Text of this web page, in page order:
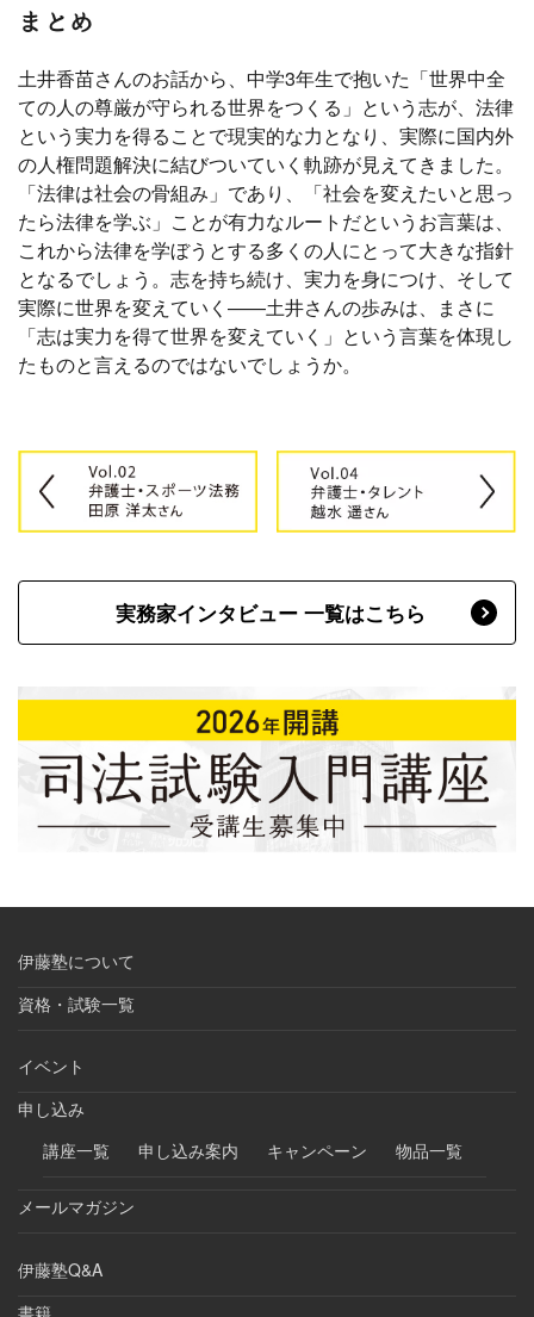
まとめ
土井香苗さんのお話から、中学3年生で抱いた「世界中全
ての人の尊厳が守られる世界をつくる」という志が、法律
という実力を得ることで現実的な力となり、実際に国内外
の人権問題解決に結びついていく軌跡が見えてきました。
「法律は社会の骨組み」であり、「社会を変えたいと思っ
たら法律を学ぶ」ことが有力なルートだというお言葉は、
これから法律を学ぼうとする多くの人にとって大きな指針
となるでしょう。志を持ち続け、実力を身につけ、そして
実際に世界を変えていく——土井さんの歩みは、まさに
「志は実力を得て世界を変えていく」という言葉を体現し
たものと言えるのではないでしょうか。
実務家インタビュー 一覧はこちら
伊藤塾について
資格・試験一覧
イベント
申し込み
講座一覧
申し込み案内 キャンペーン 物品一覧
メールマガジン
伊藤塾Q&A
書籍